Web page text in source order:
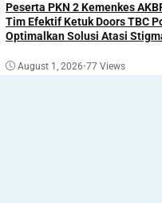
Peserta PKN 2 Kemenkes
Tim Efektif Ketuk Doors TBC
Optimalkan Solusi Atasi
August 1, 2026•77 Views